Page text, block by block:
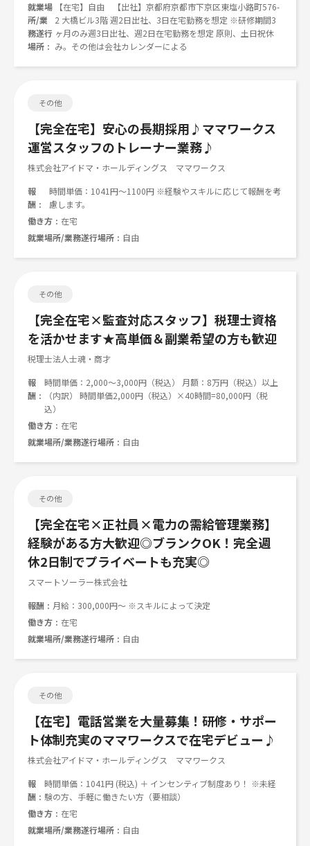
就業場
所/業
務遂行
場所
【在宅】自由 【出社】京都府京都市下京区東塩小路町576-
2 大橋ビル3階 週2日出社、3日在宅勤務を想定 ※研修期間3
ヶ月のみ週3日出社、週2日在宅勤務を想定 原則、土日祝休
み。その他は会社カレンダーによる
その他
【完全在宅】安心の長期採用♪ママワークス
運営スタッフのトレーナー業務♪
株式会社アイドマ・ホールディングス ママワークス
報
酬
時間単価：1041円～1100円 ※経験やスキルに応じて報酬を考
慮します。
働き方
在宅
就業場所/業務遂行場所
自由
その他
【完全在宅×監査対応スタッフ】税理士資格
を活かせます★高単価＆副業希望の方も歓迎
税理士法人士魂・商才
報
酬
時間単価：2,000～3,000円（税込） 月額：8万円（税込）以上
（内訳） 時間単価2,000円（税込）×40時間=80,000円（税
込）
働き方
在宅
就業場所/業務遂行場所
自由
その他
【完全在宅×正社員×電力の需給管理業務】
経験がある方大歓迎◎ブランクOK！完全週
休2日制でプライベートも充実◎
スマートソーラー株式会社
報酬
月給：300,000円～ ※スキルによって決定
働き方
在宅
就業場所/業務遂行場所
自由
その他
【在宅】電話営業を大量募集！研修・サポー
ト体制充実のママワークスで在宅デビュー♪
株式会社アイドマ・ホールディングス ママワークス
報
酬
時間単価：1041円 (税込) ＋ インセンティブ制度あり！ ※未経
験の方、手軽に働きたい方（要相談）
働き方
在宅
就業場所/業務遂行場所
自由